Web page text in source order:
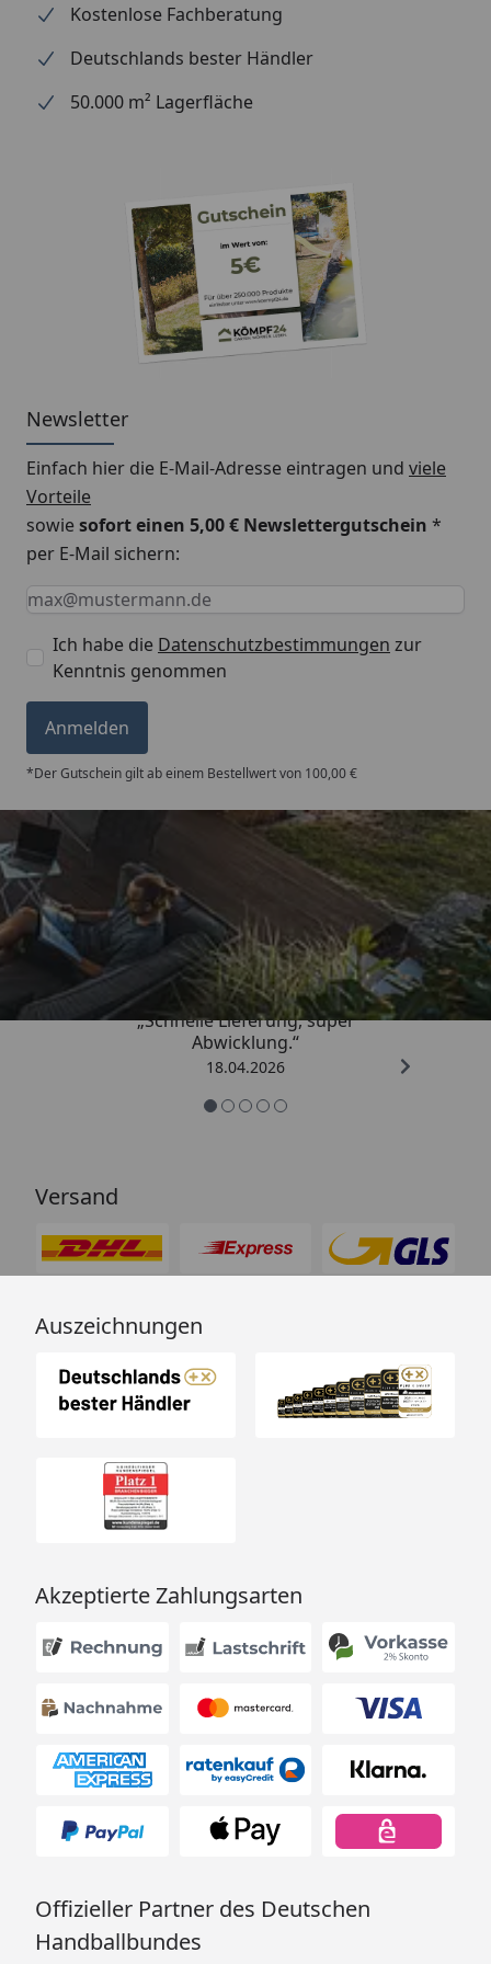
Verpackungsmaß Breite
Verpackungsmaß Länge
Verpackungsmaß Höhe
Kostenlose Fachberatung
Deutschlands bester Händler
50.000 m² Lagerfläche
Newsletter
Einfach hier die E-Mail-Adresse eintragen und viele
Vorteile
sowiesofort einen 5,00 € Newslettergutschein *
per E-Mail sichern:
Keine Eingabe erforderlich
Eingabe erforderlich
E-Mail *
Ich habe die Datenschutzbestimmungen zur
Kenntnis genommen
Anmelden
*Der Gutschein gilt ab einem Bestellwert von 100,00 €
Trusted Shops
5,00/ 5
„Schnelle Lieferung, super
Abwicklung.“
18.04.2026
Versand
Auszeichnungen
Akzeptierte Zahlungsarten
Offizieller Partner des Deutschen
Handballbundes